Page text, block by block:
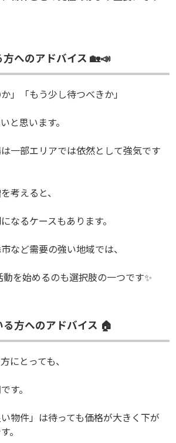
へのアドバイス 🏡📣
」「もう少し待つべきか」
と思います。
一部エリアでは依然として強気です
考えると、
になるケースもあります。
など需要の強い地域では、
動を始めるのも選択肢の一つです✨
方へのアドバイス 🏠
にとっても、
す。
物件」は待っても価格が大きく下が
。